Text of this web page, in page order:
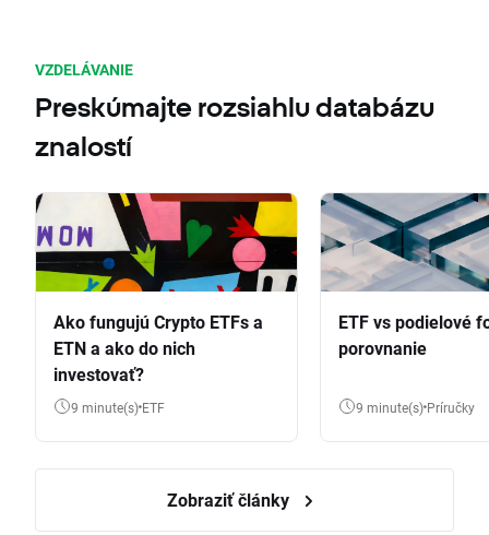
VZDELÁVANIE
Preskúmajte rozsiahlu databázu
znalostí
Ako fungujú Crypto ETFs a
ETN a ako do nich
investovať?
9 minute(s) ETF
ETF vs podielové
porovnanie
9 minute(s) Príručky
Zobraziť články